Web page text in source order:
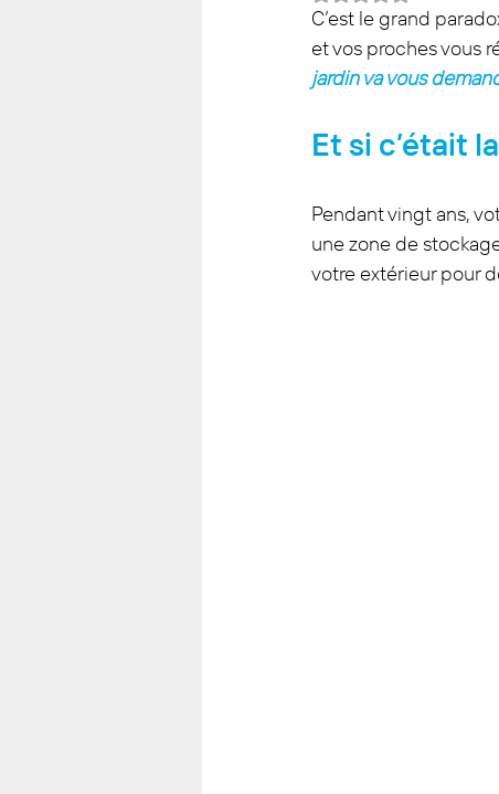
C’est le grand
et vos proches vous
jardin va vous
Et si c’était
Pendant vingt ans,
une zone de
votre extérieur pour